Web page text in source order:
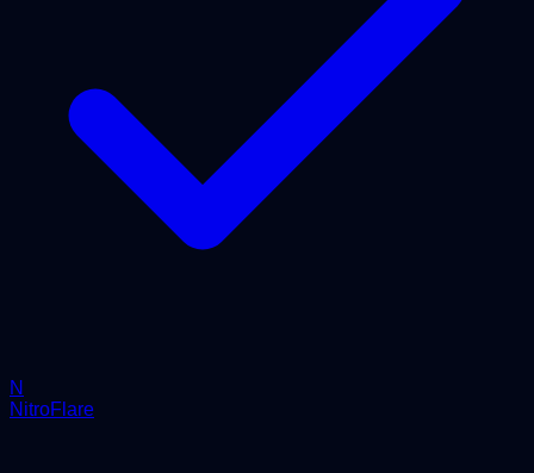
N
NitroFlare